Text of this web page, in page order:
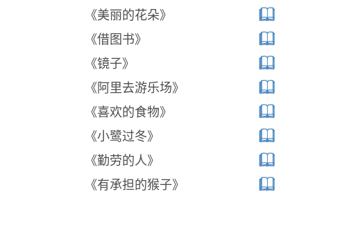
《美丽的花朵》
《借图书》
《镜子》
《阿里去游乐场》
《喜欢的食物》
《小鹭过冬》
《勤劳的人》
《有承担的猴子》